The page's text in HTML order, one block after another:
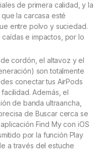
de primera calidad, y la
la carcasa esté
entre polvo y suciedad.
e impactos, por lo
cordón, el altavoz y el
son totalmente
conectar tus AirPods
Además, el
de banda ultraancha,
de Buscar cerca se
Find My con iOS
por la función Play
a través del estuche